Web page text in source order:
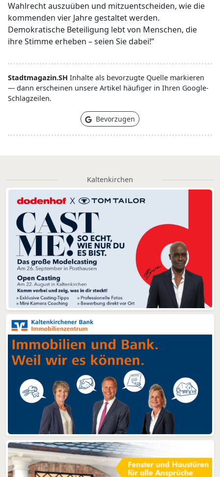
Wahlrecht auszuüben und mitzuentscheiden, wie die
kommenden vier Jahre gestaltet werden.
Demokratische Beteiligung lebt von Menschen, die
ihre Stimme erheben – seien Sie dabei!”
Stadtmagazin.SH Inhalte als bevorzugte Quelle markieren
— dann erscheinen unsere Artikel häufiger in Ihren Google-
Schlagzeilen.
Bevorzugen
Kaltenkirchen